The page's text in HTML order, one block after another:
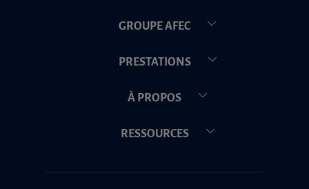
GROUPE AFEC
PRESTATIONS
À PROPOS
RESSOURCES